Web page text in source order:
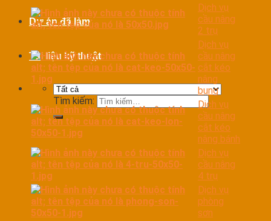
Dự án đã làm
Tài liệu kỹ thuật
Tìm kiếm:
Dịch vụ
cầu nâng
2 trụ
Dịch vụ
cầu nâng
cắt kéo
nâng
bụng
Dịch vụ
cầu nâng
cắt kéo
nâng bánh
Dịch vụ
cầu nâng
4 trụ
Dịch vụ
phòng
sơn